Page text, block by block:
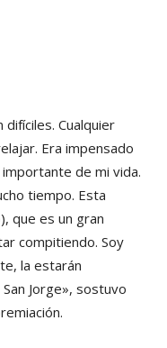
difíciles. Cualquier
Era impensado
de mi vida.
tiempo. Esta
que es un gran
compitiendo. Soy
la estarán
Jorge», sostuvo